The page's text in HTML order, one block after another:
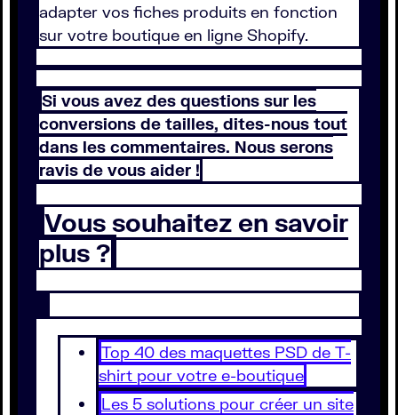
adapter vos fiches produits en fonction
sur votre boutique en ligne Shopify.
Si vous avez des questions sur les
conversions de tailles, dites-nous tout
dans les commentaires. Nous serons
ravis de vous aider !
Vous souhaitez en savoir
plus ?
Top 40 des maquettes PSD de T-
shirt pour votre e-boutique
Les 5 solutions pour créer un site